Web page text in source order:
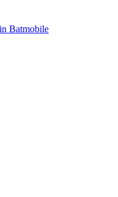
Batmobile